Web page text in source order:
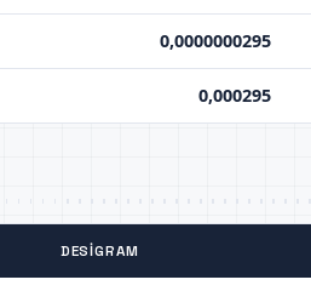
0,0000000295
0,000295
DESIGRAM